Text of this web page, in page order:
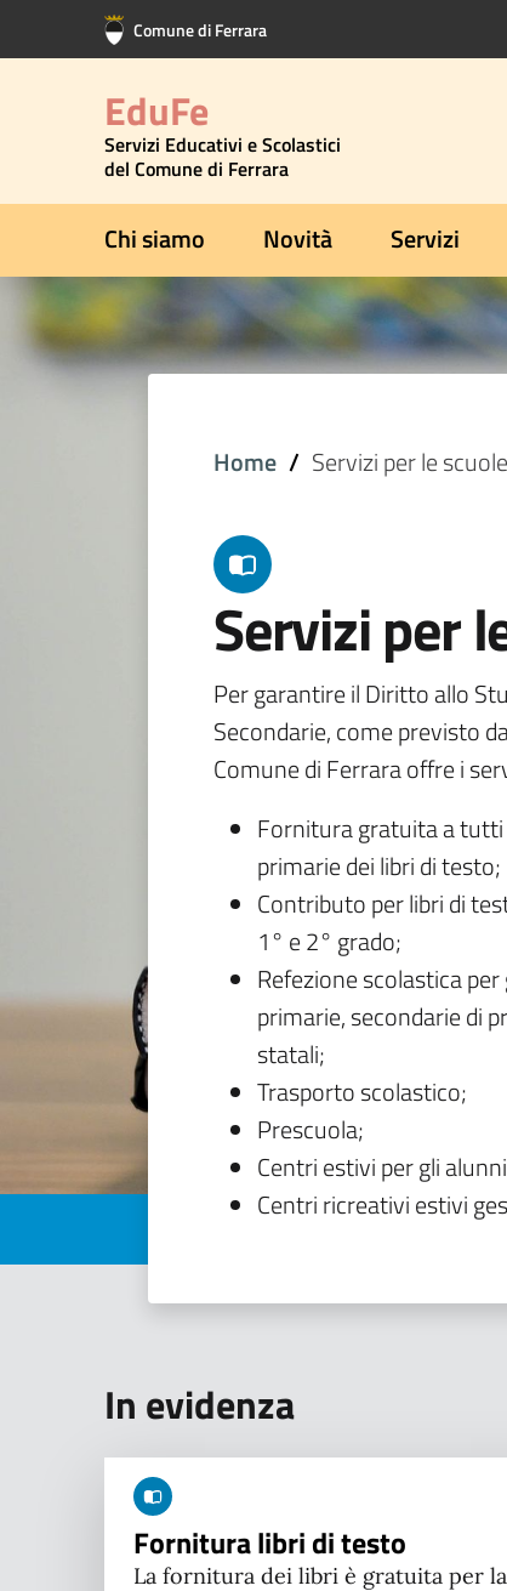
Vai al contenuto principale
Vai al footer Comune di Ferrara
EduFe
Servizi Educativi e Scolastici
del Comune di Ferrara
Chi siamo Novità Servizi
Home Servizi per le scuole
Servizi per
Per garantire il Diritto allo
Secondarie, come previsto
Comune di Ferrara offre i
Fornitura gratuita a tutti
primarie dei libri di testo;
Contributo per libri di
1° e 2° grado;
Refezione scolastica
primarie, secondarie di
statali;
Trasporto scolastico;
Prescuola;
Centri estivi per gli
Centri ricreativi estivi
In evidenza
Fornitura libri di testo
La fornitura dei libri è gratuita per la